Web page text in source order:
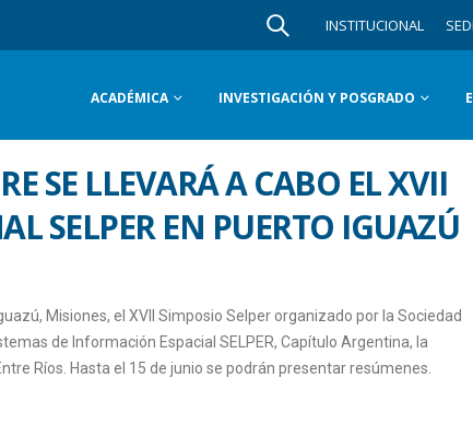
INSTITUCIONAL
ACADÉMICA INVESTIGACIÓN Y POSGRADO
SE LLEVARÁ A CABO EL XVII
SELPER EN PUERTO IGUAZÚ
Misiones, el XVII Simposio Selper organizado por la Sociedad
de Información Espacial SELPER, Capítulo Argentina, la
Ríos. Hasta el 15 de junio se podrán presentar resúmenes.